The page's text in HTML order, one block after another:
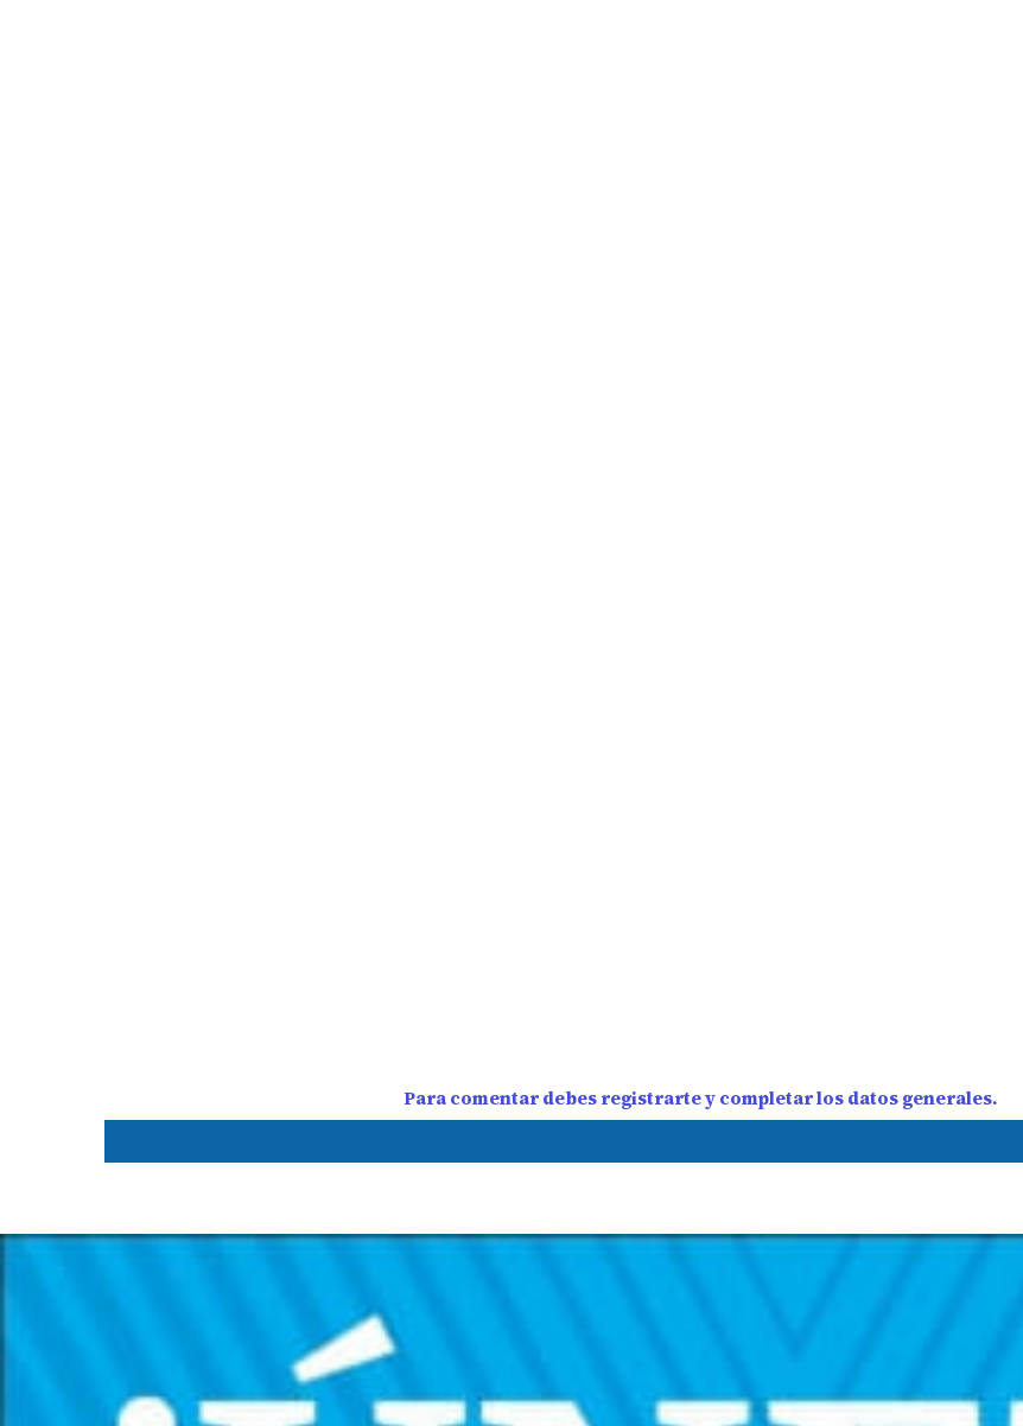
Para comentar debes registrarte y completar los datos generales.